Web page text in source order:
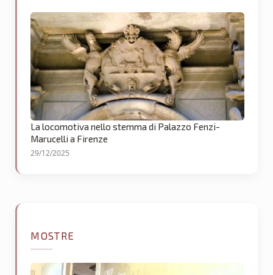
La locomotiva nello stemma di Palazzo Fenzi-
Marucelli a Firenze
29/12/2025
MOSTRE